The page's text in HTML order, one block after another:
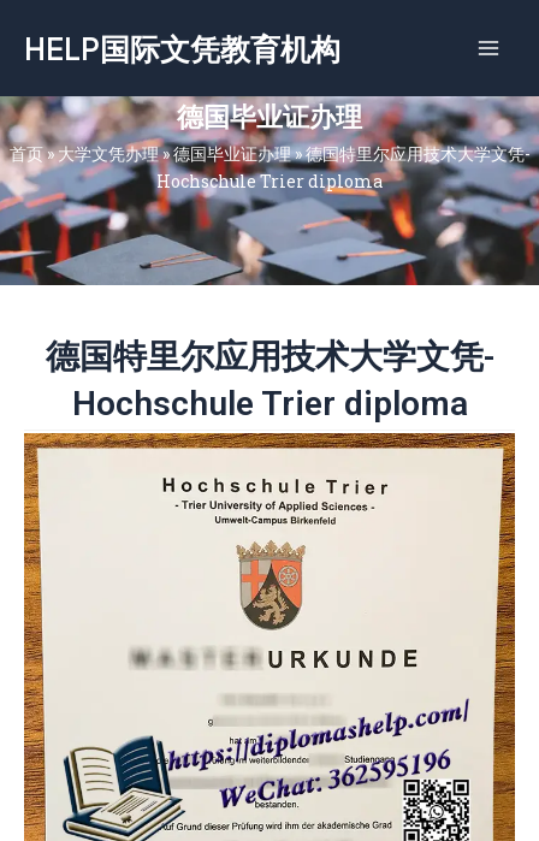
容
HELP国际文凭教育机构
德国毕业证办理
首页»大学文凭办理»德国毕业证办理»德国特里尔应用技术大学文凭-
Hochschule Trier diploma
德国特里尔应用技术大学文凭-
Hochschule Trier diploma